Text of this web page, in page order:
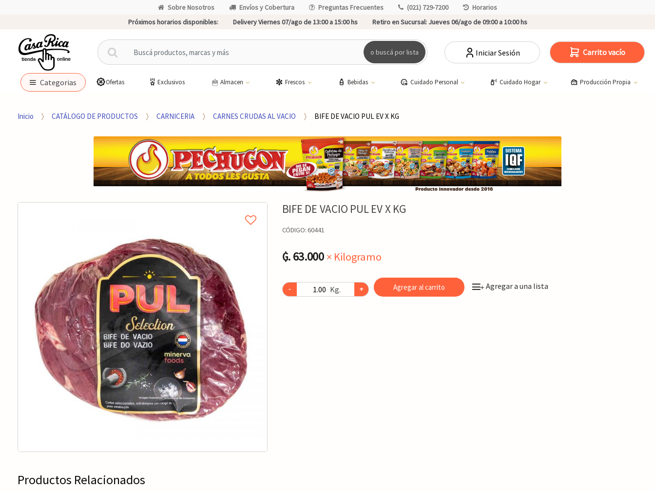
Sobre Nosotros Envíos y Cobertura Preguntas Frecuentes (021) 729-7200
Horarios
Próximos horarios disponibles:
Delivery Viernes 07/ago de 13:00 a 15:00 hs Retiro en Sucursal:Jueves 06/ago de 09:00 a 10:00 hs
B
u
c
p
r
o buscá por lista Iniciar Sesión Carrito vacío
Categorias Ofertas Exclusivos Almacen Frescos Bebidas Cuidado Personal Cuidado Hogar Producción Propia
Inicio CATÁLOGO DE PRODUCTOS CARNICERIA CARNES CRUDAS AL VACIO BIFE DE VACIO PUL EV X KG
BIFE DE VACIO PUL EV X KG
CÓDIGO:60441
₲. 63.000 × Kilogramo
- Kg. + Agregar al carrito +Agregar a una lista
Productos Relacionados